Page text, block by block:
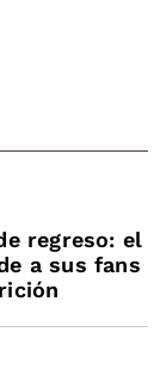
regreso: el
a sus fans